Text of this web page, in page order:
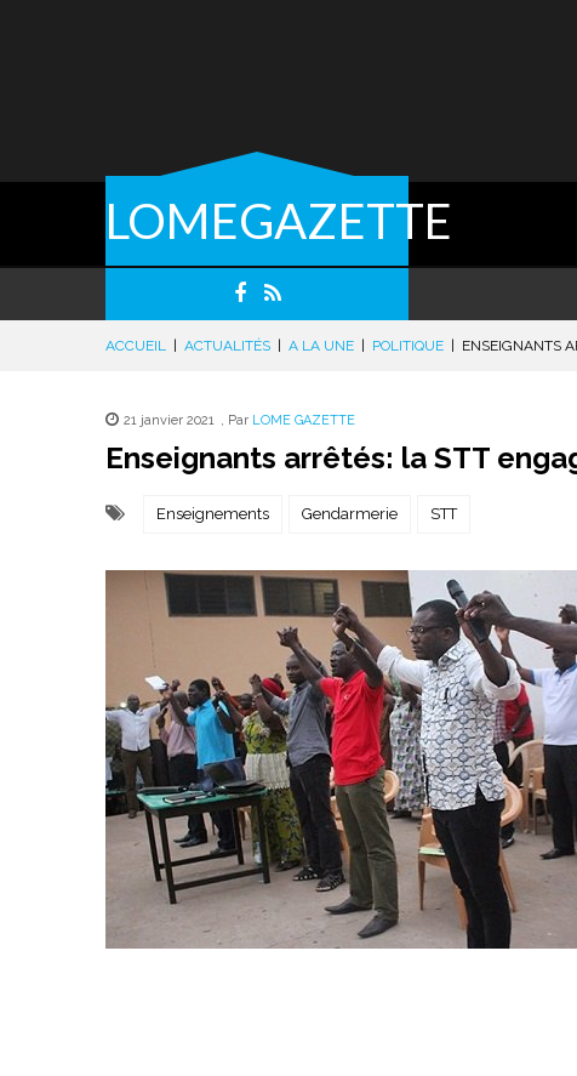
LOMEGAZETTE
ACCUEIL ACTUALITÉS A LA UNE POLITIQUE ENSEIGNANTS
21 janvier 2021 , Par LOME GAZETTE
Enseignants arrêtés: la STT
Enseignements Gendarmerie STT